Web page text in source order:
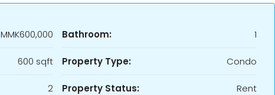
MMK600,000
600 sqft
2
Bathroom: 1
Property Type: Condo
Property Status: Rent